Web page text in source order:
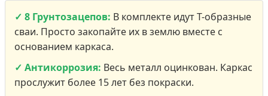
✓ 8 Грунтозацепов: В комплекте идут Т-образные
сваи. Просто закопайте их в землю вместе с
основанием каркаса.
✓ Антикоррозия: Весь металл оцинкован. Каркас
прослужит более 15 лет без покраски.